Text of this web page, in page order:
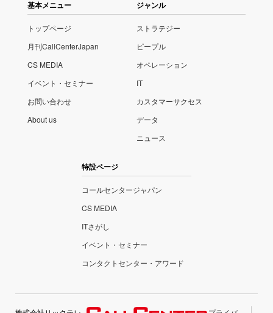
基本メニュー
トップページ
月刊CallCenterJapan
CS MEDIA
イベント・セミナー
お問い合わせ
About us
ジャンル
ストラテジー
ピープル
オペレーション
IT
カスタマーサクセス
データ
ニュース
特設ページ
コールセンタージャパン
CS MEDIA
ITさがし
イベント・セミナー
コンタクトセンター・アワード